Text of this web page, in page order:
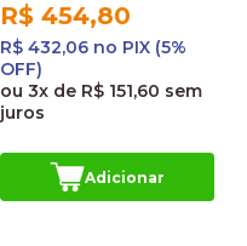
R$ 454,80
R$ 432,06 no PIX (5%
OFF)
ou 3x de R$ 151,60 sem
juros
Adicionar